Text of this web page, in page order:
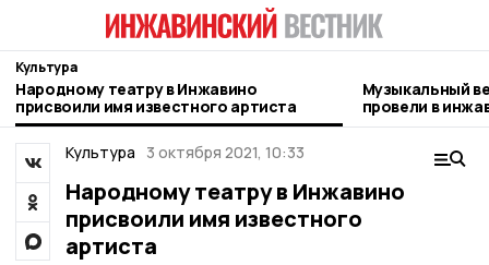
Культура
Народному театру в Инжавино
присвоили имя известного артиста
Музыкальный
провели в
Культура 3 октября 2021, 10:33
Народному театру в Инжавино
присвоили имя известного
артиста